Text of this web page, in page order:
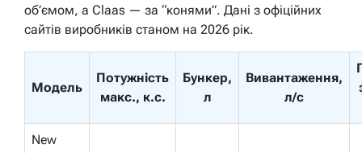
об’ємом, а Claas — за “конями”. Дані з офіційних
сайтів виробників станом на 2026 рік.
Модель
Потужність
макс., к.с.
Бункер,
л
Вивантаження,
л/с
New